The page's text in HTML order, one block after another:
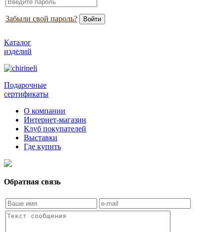
Забыли свой пароль?
Каталог
изделий
Подарочные
сертификаты
О компании
Интернет-магазин
Клуб покупателей
Выставки
Где купить
Обратная связь